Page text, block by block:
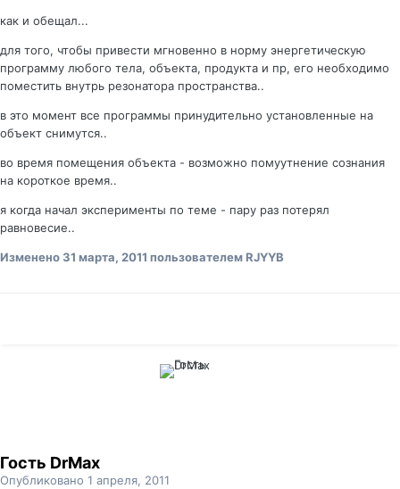
как и обещал...
для того, чтобы привести мгновенно в норму энергетическую
программу любого тела, объекта, продукта и пр, его необходимо
поместить внутрь резонатора пространства..
в это момент все программы принудительно установленные на
объект снимутся..
во время помещения объекта - возможно помуутнение сознания
на короткое время..
я когда начал эксперименты по теме - пару раз потерял
равновесие..
Изменено31 марта, 2011 пользователем RJYYB
Гость DrMax
Опубликовано 1 апреля, 2011